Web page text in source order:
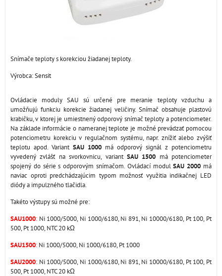
Snímače teploty s korekciou žiadanej teploty.
Výrobca:Sensit
Ovládacie moduly SAU sú určené pre meranie teploty vzduchu a
umožňujú funkciu korekcie žiadanej veličiny. Snímač obsahuje plastovú
krabičku, v ktorej je umiestnený odporový snímač teploty a potenciometer.
Na základe informácie o nameranej teplote je možné prevádzať pomocou
potenciometru korekciu v regulačnom systému, napr. znížiť alebo zvýšiť
teplotu apod. Variant SAU 1000 má odporový signál z potenciometru
vyvedený zvlášť na svorkovnicu, variant SAU 1500 má potenciometer
spojený do série s odporovým snímačom. Ovládací modulSAU 2000 má
naviac oproti predchádzajúcim typom možnosť využitia indikačnej LED
diódy a impulzného tlačidla.
Takéto výstupy sú možné pre:
SAU1000: Ni 1000/5000, Ni 1000/6180, Ni 891, Ni 10000/6180, Pt 100, Pt
500, Pt 1000, NTC 20 kΩ
SAU1500: Ni 1000/5000, Ni 1000/6180, Pt 1000
SAU2000: Ni 1000/5000, Ni 1000/6180, Ni 891, Ni 10000/6180, Pt 100, Pt
500, Pt 1000, NTC 20 kΩ